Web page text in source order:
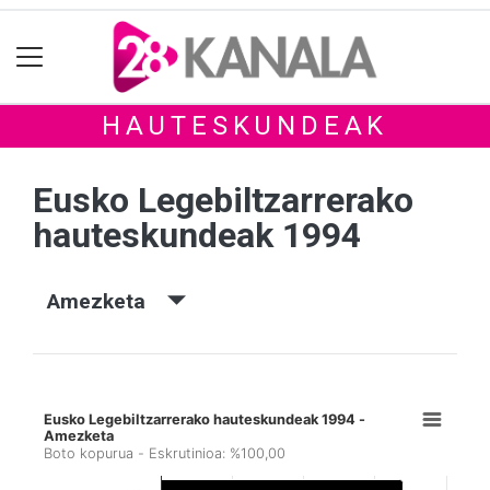
HAUTESKUNDEAK
Eusko Legebiltzarrerako
hauteskundeak 1994
Amezketa
Eusko Legebiltzarrerako hauteskundeak 1994 -
Amezketa
Boto kopurua - Eskrutinioa: %100,00